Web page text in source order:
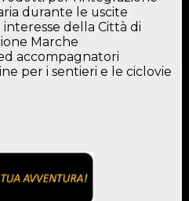
durante le uscite
della Città di
Marche
accompagnatori
per i sentieri e le ciclovie